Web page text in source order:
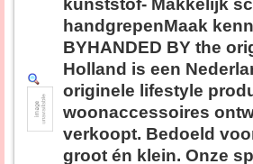
kunststof- Makkelijk
handgrepenMaak
BYHANDED BY the
Holland is een
originele lifestyle
woonaccessoires
verkoopt. Bedoeld
groot én klein. Onze